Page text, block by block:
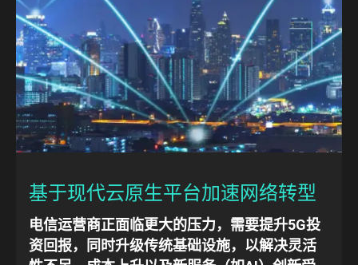
基于现代云原生平台加速网络转型
电信运营商正面临更大的压力，需要提升5G投
资回报，同时升级传统基础设施，以解决灵活